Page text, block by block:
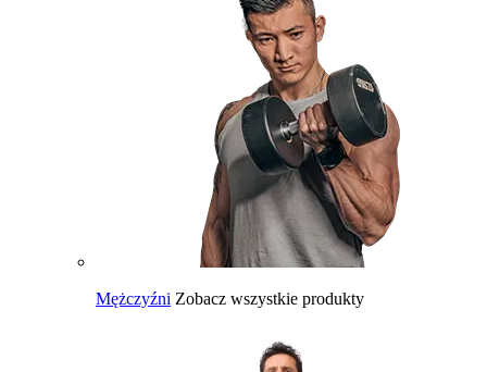
Mężczyźni Zobacz wszystkie produkty